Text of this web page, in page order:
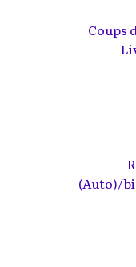
Coups
(Auto)/